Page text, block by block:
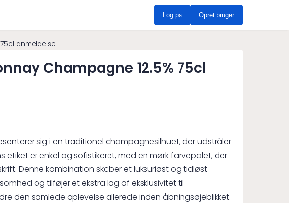
Log på Opret bruger
anmeldelse
Champagne 12.5% 75cl
sig i en traditionel champagnesilhuet, der udstråler
etiket er enkel og sofistikeret, med en mørk farvepalet, der
Denne kombination skaber et luksuriøst og tidløst
og tilføjer et ekstra lag af eksklusivitet til
den samlede oplevelse allerede inden åbningsøjeblikket.